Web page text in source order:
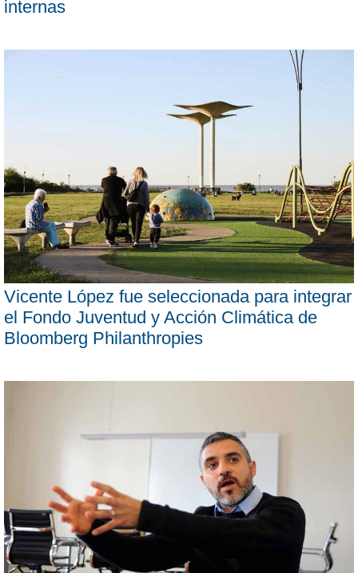
internas
Vicente López fue seleccionada para integrar
el Fondo Juventud y Acción Climática de
Bloomberg Philanthropies